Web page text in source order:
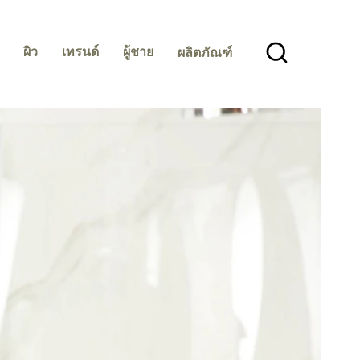
ผิว เทรนด์ ผู้ชาย ผลิตภัณฑ์